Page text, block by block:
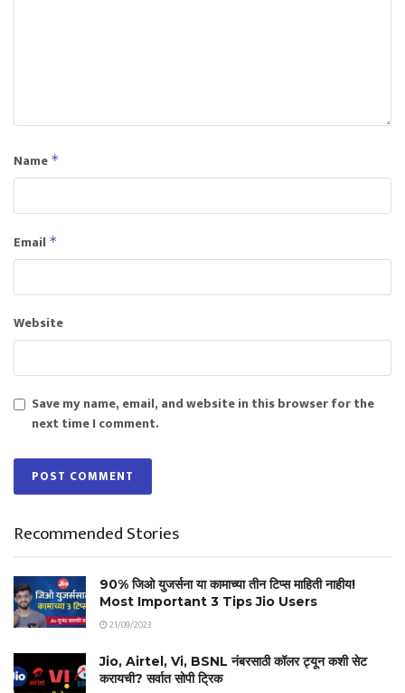
Name *
Email *
Website
Save my name, email, and website in this browser for the
next time I comment.
Recommended Stories
90% जिओ युजर्सना या कामाच्या तीन टिप्स माहिती नाहीय!
Most Important 3 Tips Jio Users
21/09/2023
Jio, Airtel, Vi, BSNL नंबरसाठी कॉलर ट्यून कशी सेट
करायची? सर्वात सोपी ट्रिक